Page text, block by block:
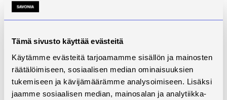
Tämä sivusto käyttää evästeitä
Käytämme evästeitä tarjoamamme sisällön ja mainosten
räätälöimiseen, sosiaalisen median ominaisuuksien
tukemiseen ja kävijämäärämme analysoimiseen. Lisäksi
jaamme sosiaalisen median, mainosalan ja analytiikka-
Lopetuspäivä
www-sivut
-
Tila
Päättynyt